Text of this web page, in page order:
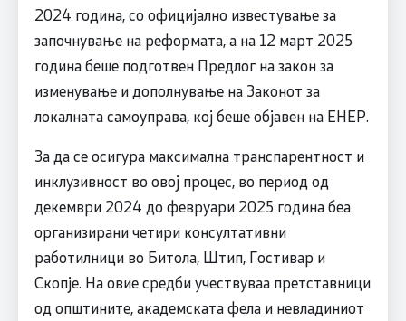
2024 година, со официјално известување за
започнување на реформата, а на 12 март 2025
година беше подготвен Предлог на закон за
изменување и дополнување на Законот за
локалната самоуправа, кој беше објавен на ЕНЕР.
За да се осигура максимална транспарентност и
инклузивност во овој процес, во период од
декември 2024 до февруари 2025 година беа
организирани четири консултативни
работилници во Битола, Штип, Гостивар и
Скопје. На овие средби учествуваа претставници
од општините, академската фела и невладиниот